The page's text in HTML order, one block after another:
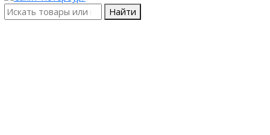
Найти